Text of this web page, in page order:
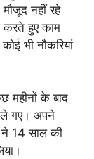
नहीं रहे
हुए काम
भी नौकरियां
महीनों के बाद
गए। अपने
ने 14 साल की